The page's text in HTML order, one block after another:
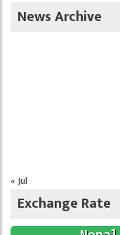
News Archive
« Jul
Exchange Rate